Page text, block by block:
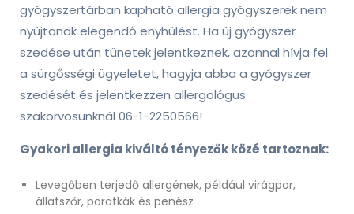
gyógyszertárban kapható allergia gyógyszerek nem
nyújtanak elegendő enyhülést. Ha új gyógyszer
szedése után tünetek jelentkeznek, azonnal hívja fel
a sürgősségi ügyeletet, hagyja abba a gyógyszer
szedését és jelentkezzen allergológus
szakorvosunknál 06-1-2250566!
Gyakori allergia kiváltó tényezők közé tartoznak:
Levegőben terjedő allergének, például virágpor,
állatszőr, poratkák és penész